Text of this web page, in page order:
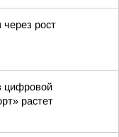
через рост
цифровой
растет